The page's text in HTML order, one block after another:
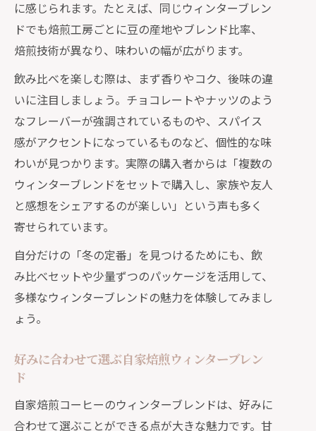
に感じられます。たとえば、同じウィンターブレン
ドでも焙煎工房ごとに豆の産地やブレンド比率、
焙煎技術が異なり、味わいの幅が広がります。
飲み比べを楽しむ際は、まず香りやコク、後味の違
いに注目しましょう。チョコレートやナッツのよう
なフレーバーが強調されているものや、スパイス
感がアクセントになっているものなど、個性的な味
わいが見つかります。実際の購入者からは「複数の
ウィンターブレンドをセットで購入し、家族や友人
と感想をシェアするのが楽しい」という声も多く
寄せられています。
自分だけの「冬の定番」を見つけるためにも、飲
み比べセットや少量ずつのパッケージを活用して、
多様なウィンターブレンドの魅力を体験してみまし
ょう。
好みに合わせて選ぶ自家焙煎ウィンターブレン
ド
自家焙煎コーヒーのウィンターブレンドは、好みに
合わせて選ぶことができる点が大きな魅力です。甘